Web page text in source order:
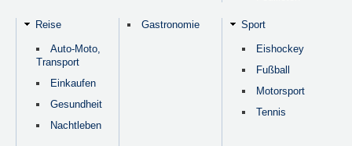
Reise
Auto-Moto,
Transport
Einkaufen
Gesundheit
Nachtleben
Gastronomie Sport
Eishockey
Fußball
Motorsport
Tennis